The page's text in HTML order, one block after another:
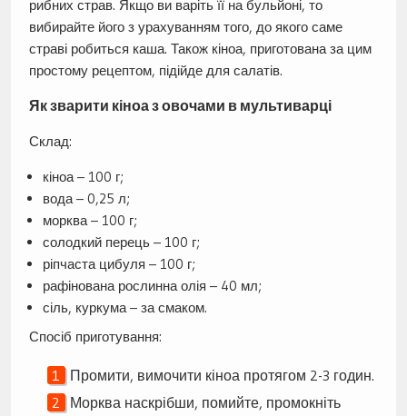
рибних страв. Якщо ви варіть її на бульйоні, то
вибирайте його з урахуванням того, до якого саме
страві робиться каша. Також кіноа, приготована за цим
простому рецептом, підійде для салатів.
Як зварити кіноа з овочами в мультиварці
Склад:
кіноа – 100 г;
вода – 0,25 л;
морква – 100 г;
солодкий перець – 100 г;
ріпчаста цибуля – 100 г;
рафінована рослинна олія – 40 мл;
сіль, куркума – за смаком.
Спосіб приготування:
Промити, вимочити кіноа протягом 2-3 годин.
Морква наскрібши, помийте, промокніть